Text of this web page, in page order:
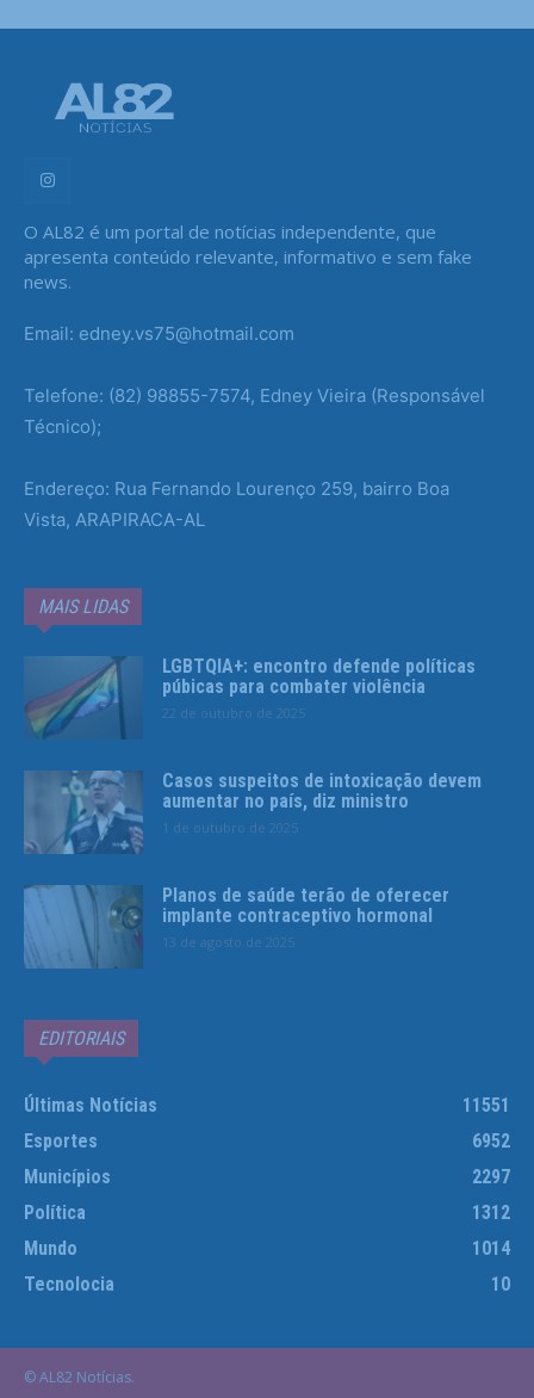
O AL82 é um portal de notícias independente, que
apresenta conteúdo relevante, informativo e sem fake
news.
Email: edney.vs75@hotmail.com
Telefone: (82) 98855-7574, Edney Vieira (Responsável
Técnico);
Endereço: Rua Fernando Lourenço 259, bairro Boa
Vista, ARAPIRACA-AL
MAIS LIDAS
LGBTQIA+: encontro defende políticas
púbicas para combater violência
22 de outubro de 2025
Casos suspeitos de intoxicação devem
aumentar no país, diz ministro
1 de outubro de 2025
Planos de saúde terão de oferecer
implante contraceptivo hormonal
13 de agosto de 2025
EDITORIAIS
Últimas Notícias
11551
Esportes
6952
Municípios
2297
Política
1312
Mundo
1014
Tecnolocia
10
© AL82 Notícias.